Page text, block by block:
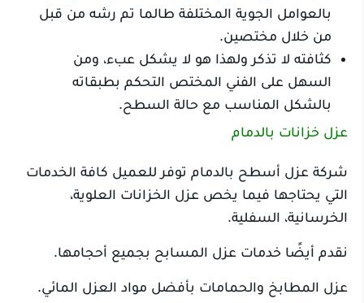
بالعوامل الجوية المختلفة طالما تم رشه من قبل
من خلال مختصين.
كثافته لا تذكر ولهذا هو لا يشكل عبء، ومن
السهل على الفني المختص التحكم بطبقاته
بالشكل المناسب مع حالة السطح.
عزل خزانات بالدمام
شركة عزل أسطح بالدمام توفر للعميل كافة الخدمات
التي يحتاجها فيما يخص عزل الخزانات العلوية،
الخرسانية، السفلية.
نقدم أيضًا خدمات عزل المسابح بجميع أحجامها.
عزل المطابخ والحمامات بأفضل مواد العزل المائي.